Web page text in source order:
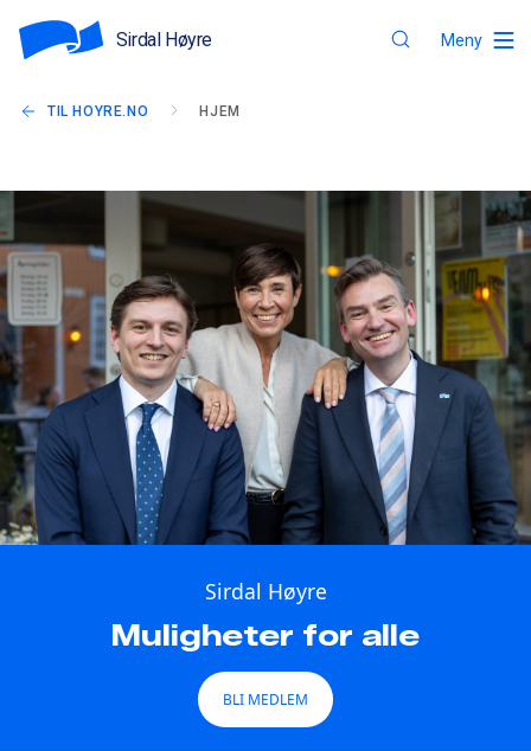
Sirdal Høyre Meny
TIL HOYRE.NO HJEM
Sirdal Høyre
Muligheter for alle
BLI MEDLEM